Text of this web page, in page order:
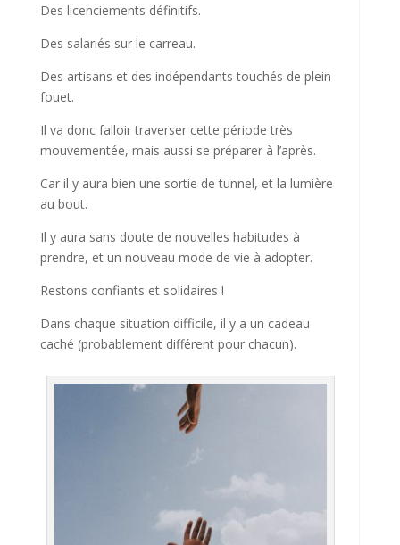
Des licenciements définitifs.
Des salariés sur le carreau.
Des artisans et des indépendants touchés de plein
fouet.
Il va donc falloir traverser cette période très
mouvementée, mais aussi se préparer à l’après.
Car il y aura bien une sortie de tunnel, et la lumière
au bout.
Il y aura sans doute de nouvelles habitudes à
prendre, et un nouveau mode de vie à adopter.
Restons confiants et solidaires !
Dans chaque situation difficile, il y a un cadeau
caché (probablement différent pour chacun).